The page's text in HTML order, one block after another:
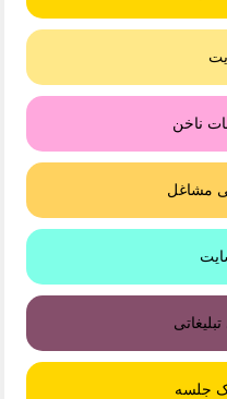
ناخن
مشاغل
جلسه